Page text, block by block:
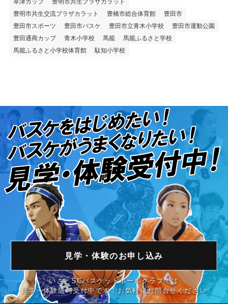
草津カップ
豊明市共生プラザカラット
豊明市共生交流プラザカラット
豊橋市総合体育館
豊田市
豊田市スポーツ
豊田市バスケ 豊田市立青木小学校
豊田市運動公園
豊田通商カップ
青木小学校 馬籠
馬籠ふるさと学校
馬籠ふるさと小学校体育館
駄知小学校
見学・体験のお申し込み
いさとSCバスケットボールクラブでは
見学・体験随時受付中です！お気軽にお問合せください